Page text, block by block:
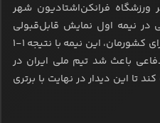
هزار تماشاگر ورزشگاه فرانکن‌اشتادیون شهر
در نیمه اول نمایش قابل‌قبولی
داشتند و با گل یحیی گل‌محمدی برای کشورمان، این نیمه با نتیجه ۱-۱
باعث شد تیم ملی ایران در
تا این دیدار در نهایت با برتری